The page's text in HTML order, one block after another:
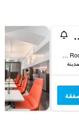
Rua Rodrigues Sampaio, 172, لشبونة, محافظة لشبونة, البرتغال